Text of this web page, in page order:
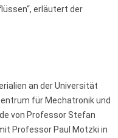
erläutert der
an der Universität
für Mechatronik und
von Professor Stefan
Professor Paul Motzki in